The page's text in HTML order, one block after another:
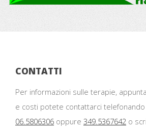
CONTATTI
Per informazioni sulle terapie,
e costi potete contattarci
06.5806306 oppure 349.5367642 o